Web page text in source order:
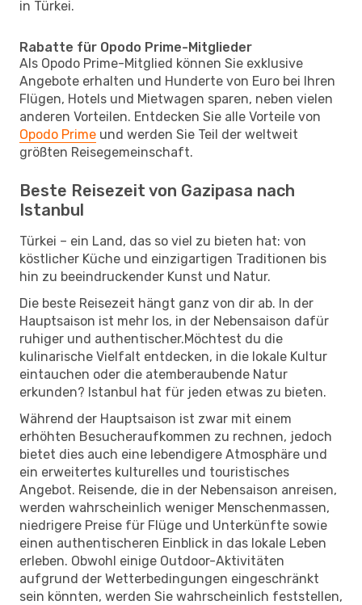
in Türkei.
Rabatte für Opodo Prime-Mitglieder
Als Opodo Prime-Mitglied können Sie exklusive
Angebote erhalten und Hunderte von Euro bei Ihren
Flügen, Hotels und Mietwagen sparen, neben vielen
anderen Vorteilen. Entdecken Sie alle Vorteile von
Opodo Prime und werden Sie Teil der weltweit
größten Reisegemeinschaft.
Beste Reisezeit von Gazipasa nach
Istanbul
Türkei – ein Land, das so viel zu bieten hat: von
köstlicher Küche und einzigartigen Traditionen bis
hin zu beeindruckender Kunst und Natur.
Die beste Reisezeit hängt ganz von dir ab. In der
Hauptsaison ist mehr los, in der Nebensaison dafür
ruhiger und authentischer.Möchtest du die
kulinarische Vielfalt entdecken, in die lokale Kultur
eintauchen oder die atemberaubende Natur
erkunden? Istanbul hat für jeden etwas zu bieten.
Während der Hauptsaison ist zwar mit einem
erhöhten Besucheraufkommen zu rechnen, jedoch
bietet dies auch eine lebendigere Atmosphäre und
ein erweitertes kulturelles und touristisches
Angebot. Reisende, die in der Nebensaison anreisen,
werden wahrscheinlich weniger Menschenmassen,
niedrigere Preise für Flüge und Unterkünfte sowie
einen authentischeren Einblick in das lokale Leben
erleben. Obwohl einige Outdoor-Aktivitäten
aufgrund der Wetterbedingungen eingeschränkt
sein könnten, werden Sie wahrscheinlich feststellen,